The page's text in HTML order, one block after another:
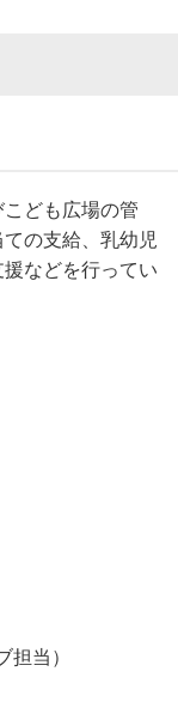
ども広場の管
の支給、乳幼児
などを行ってい
担当）